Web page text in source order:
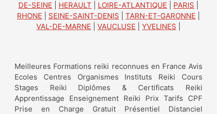
DE-SEINE
HERAULT LOIRE-ATLANTIQUE PARIS
RHONE
SEINE-SAINT-DENIS TARN-ET-GARONNE
VAL-DE-MARNE
VAUCLUSE YVELINES
Meilleures Formations reiki reconnues en France Avis
Ecoles Centres Organismes Instituts Reiki Cours
Stages Reiki Diplômes & Certificats Reiki
Apprentissage Enseignement Reiki Prix Tarifs CPF
Prise en Charge Gratuit Présentiel Distanciel